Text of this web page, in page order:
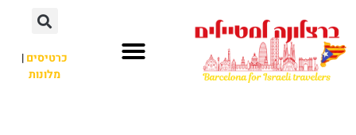
כרטיסים|
מלונות